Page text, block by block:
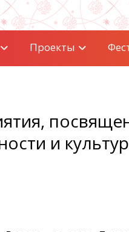
Проекты
и